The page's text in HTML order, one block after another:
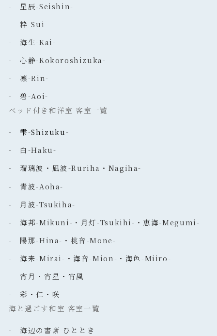
- 星辰-Seishin-
- 粋-Sui-
- 海生-Kai-
- 心静-Kokoroshizuka-
- 凛-Rin-
- 碧-Aoi-
ベッド付き和洋室 客室一覧
- 雫-Shizuku-
- 白-Haku-
- 瑠璃波・凪波-Ruriha・Nagiha-
- 青波-Aoha-
- 月波-Tsukiha-
- 海邦-Mikuni-・月灯-Tsukihi-・恵海-Megumi-
- 陽那-Hina-・桃音-Mone-
- 海来-Mirai-・海音-Mion-・海色-Miiro-
- 宵月・宵星・宵風
- 彩・仁・咲
海と過ごす和室 客室一覧
- 海辺の書斎 ひととき